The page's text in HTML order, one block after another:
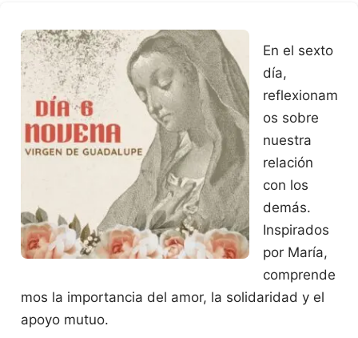
En el sexto
día,
reflexionam
os sobre
nuestra
relación
con los
demás.
Inspirados
por María,
comprende
mos la importancia del amor, la solidaridad y el
apoyo mutuo.